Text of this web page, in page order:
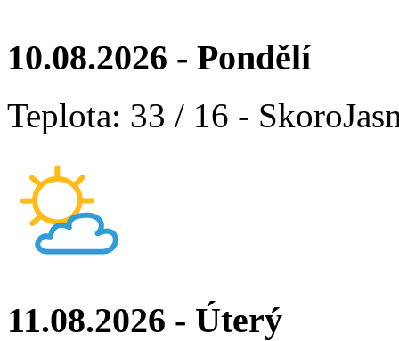
10.08.2026 - Pondělí
Teplota: 33 / 16 -
11.08.2026 - Úterý